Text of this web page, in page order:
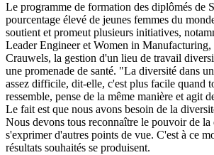
Le programme de formation des diplômés de
pourcentage élevé de jeunes femmes du
soutient et promeut plusieurs initiatives,
Leader Engineer et Women in
Crauwels, la gestion d'un lieu de travail
une promenade de santé. "La diversité dans
assez difficile, dit-elle, c'est plus facile quand
ressemble, pense de la même manière et agit
Le fait est que nous avons besoin de la
Nous devons tous reconnaître le pouvoir de la
s'exprimer d'autres points de vue. C'est à ce
résultats souhaités se produisent.